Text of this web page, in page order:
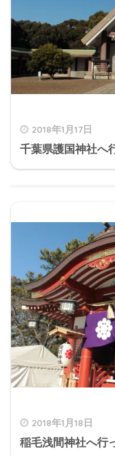
2018年1月17日
千葉県護国神社へ
2018年1月18日
稲毛浅間神社へ行